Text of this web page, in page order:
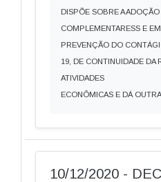
DISPÕE SOBRE A
COMPLEMENTARESS E
PREVENÇÃO DO
19, DE CONTINUIDADE DA
ATIVIDADES
ECONÔMICAS E DÁ
10/12/2020 -